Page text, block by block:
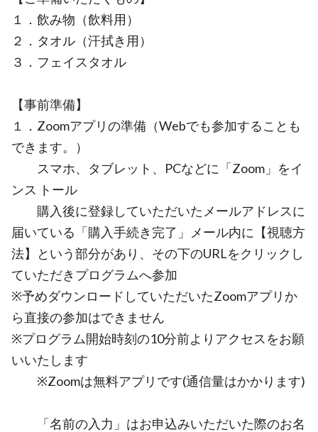
１．飲み物（飲料用）
２．タオル（汗拭き用）
３．フェイスタオル
【事前準備】
１．Zoomアプリの準備（Webでも参加することも
できます。）
スマホ、タブレット、PCなどに「Zoom」をイ
ンス トール
購入後に登録していただいたメールアドレスに
届いている「購入手続き完了」メール内に【視聴方
法】という部分があり、その下のURLをクリックし
ていただきプログラムへ参加
※予めダウンロードしていただいたZoomアプリか
ら直接の参加はできません
※プログラム開始時刻の10分前よりアクセスをお願
いいたします
※Zoomは無料アプリです(通信量はかかります)
「名前の入力」はお申込みいただいた際のお名